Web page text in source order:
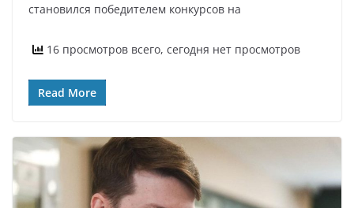
становился победителем конкурсов на
16 просмотров всего, сегодня нет просмотров
Read More